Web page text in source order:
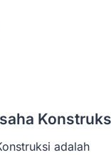
adalah